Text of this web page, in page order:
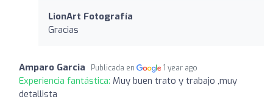
LionArt Fotografía
Gracias
Amparo Garcia Publicada en 1 year ago
Experiencia fantástica: Muy buen trato y trabajo ,muy
detallista